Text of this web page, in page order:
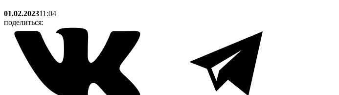
01.02.202311:04
поделиться: